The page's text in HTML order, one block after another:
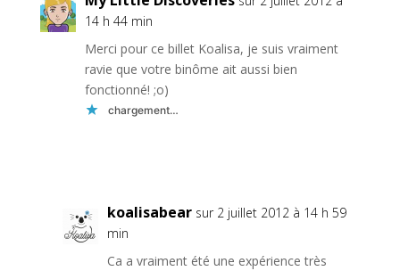
14 h 44 min
Merci pour ce billet Koalisa, je suis vraiment
ravie que votre binôme ait aussi bien
fonctionné! ;o)
chargement…
koalisabear sur 2 juillet 2012 à 14 h 59
min
Ca a vraiment été une expérience très